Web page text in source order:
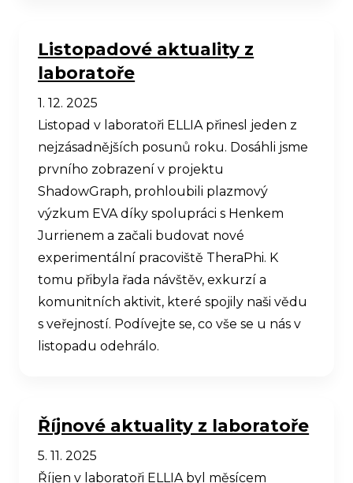
Listopadové aktuality z
laboratoře
1. 12. 2025
Listopad v laboratoři ELLIA přinesl jeden z
nejzásadnějších posunů roku. Dosáhli jsme
prvního zobrazení v projektu
ShadowGraph, prohloubili plazmový
výzkum EVA díky spolupráci s Henkem
Jurrienem a začali budovat nové
experimentální pracoviště TheraPhi. K
tomu přibyla řada návštěv, exkurzí a
komunitních aktivit, které spojily naši vědu
s veřejností. Podívejte se, co vše se u nás v
listopadu odehrálo.
Říjnové aktuality z laboratoře
5. 11. 2025
Říjen v laboratoři ELLIA byl měsícem